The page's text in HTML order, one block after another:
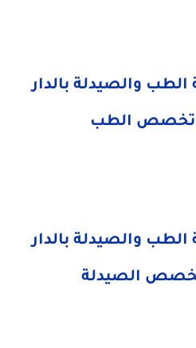
الطب والصيدلة بالدار
– تخصص الطب
الطب والصيدلة بالدار
تخصص الصيدلة